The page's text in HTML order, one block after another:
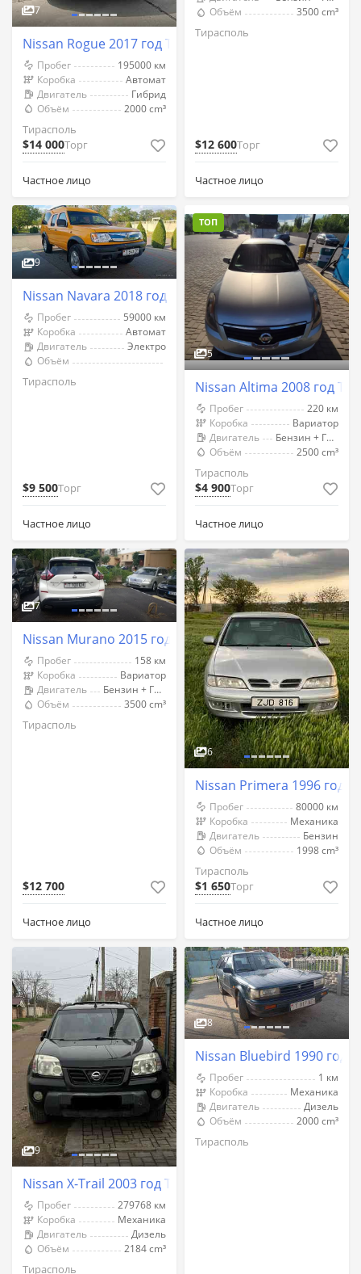
7
Nissan Rogue 2017 год Тирасполь
Пробег
195000 км
Коробка
Автомат
Двигатель
Гибрид
Объём
2000 cm³
Тирасполь
$14 000Торг
Частное лицо
Объём
3500 cm³
Тирасполь
$12 600Торг
Частное лицо
9
Nissan Navara 2018 год Тирасполь
Пробег
59000 км
Коробка
Автомат
Двигатель
Электро
Объём
Тирасполь
$9 500Торг
Частное лицо
ТОП
5
Nissan Altima 2008 год
Пробег
220 км
Коробка
Вариатор
Двигатель
Бензин + Газ (Метан)
Объём
2500 cm³
Тирасполь
$4 900Торг
Частное лицо
7
Nissan Murano 2015 год Тирасполь
Пробег
158 км
Коробка
Вариатор
Двигатель
Бензин + Газ (Метан)
Объём
3500 cm³
Тирасполь
$12 700
Частное лицо
6
Nissan Primera 1996 год
Пробег
80000 км
Коробка
Механика
Двигатель
Бензин
Объём
1998 cm³
Тирасполь
$1 650Торг
Частное лицо
9
Nissan X-Trail 2003 год Тирасполь
Пробег
279768 км
Коробка
Механика
Двигатель
Дизель
Объём
2184 cm³
Тирасполь
8
Nissan Bluebird 1990 год
Пробег
1 км
Коробка
Механика
Двигатель
Дизель
Объём
2000 cm³
Тирасполь